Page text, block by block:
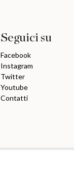
Seguici su
Facebook
Instagram
Twitter
Youtube
Contatti